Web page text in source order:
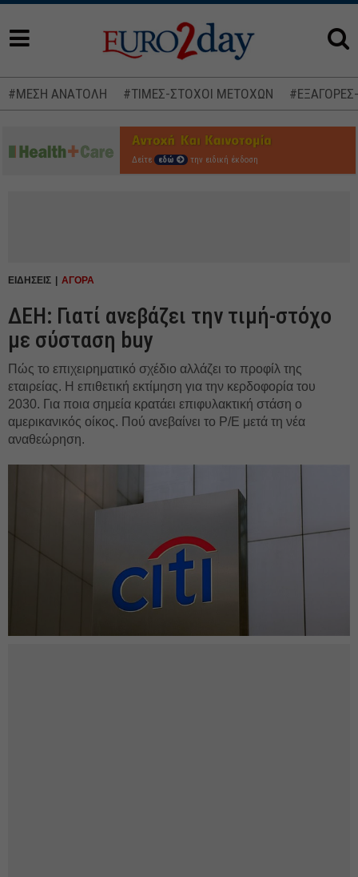
#ΜΕΣΗ ΑΝΑΤΟΛΗ #ΤΙΜΕΣ-ΣΤΟΧΟΙ ΜΕΤΟΧΩΝ
Δείτε εδώ την ειδική έκδοση
ΕΙΔΗΣΕΙΣ ΑΓΟΡΑ
ΔΕΗ: Γιατί ανεβάζει την τιμή-στόχο
με σύσταση buy
Πώς το επιχειρηματικό σχέδιο αλλάζει το προφίλ της
εταιρείας. Η επιθετική εκτίμηση για την κερδοφορία του
2030. Για ποια σημεία κρατάει επιφυλακτική στάση ο
αμερικανικός οίκος. Πού ανεβαίνει το Ρ/Ε μετά τη νέα
αναθεώρηση.